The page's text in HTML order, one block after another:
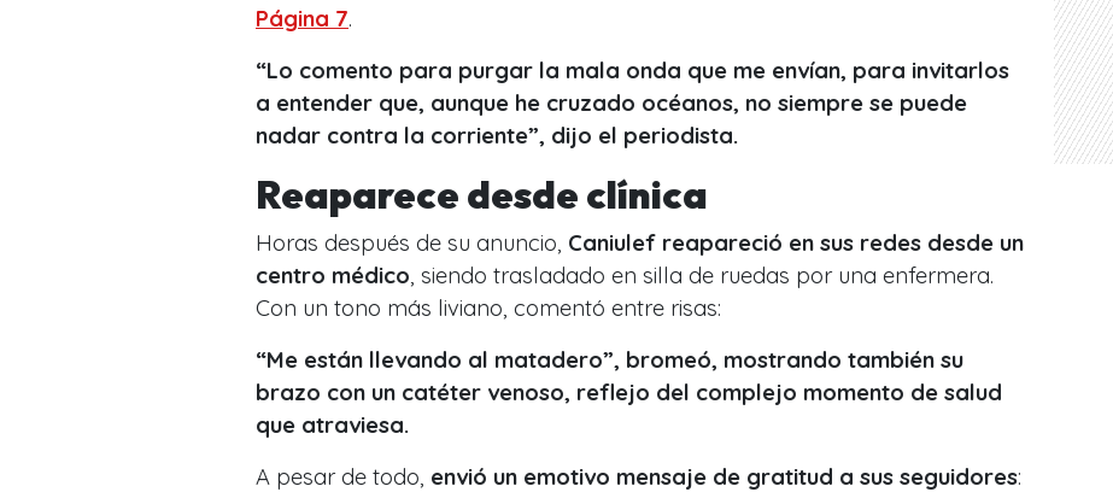
Página 7.
“Lo comento para purgar la mala onda que me envían, para invitarlos
a entender que, aunque he cruzado océanos, no siempre se puede
nadar contra la corriente”, dijo el periodista.
Reaparece desde clínica
Horas después de su anuncio, Caniulef reapareció en sus redes desde un
centro médico , siendo trasladado en silla de ruedas por una enfermera.
Con un tono más liviano, comentó entre risas:
“Me están llevando al matadero”, bromeó, mostrando también su
brazo con un catéter venoso, reflejo del complejo momento de salud
que atraviesa.
A pesar de todo, envió un emotivo mensaje de gratitud a sus seguidores: